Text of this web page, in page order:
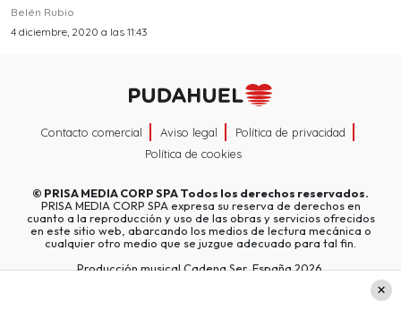
Belén Rubio
4 diciembre, 2020 a las 11:43
Contacto comercial Aviso legal
Política de privacidad
Política de cookies
© PRISA MEDIA CORP SPATodos los derechos reservados.
PRISA MEDIA CORP SPA expresa su reserva de derechos en
cuanto a la reproducción y uso de las obras y servicios ofrecidos
en este sitio web, abarcando los medios de lectura mecánica o
cualquier otro medio que se juzgue adecuado para tal fin.
Producción musical Cadena Ser, España 2026.